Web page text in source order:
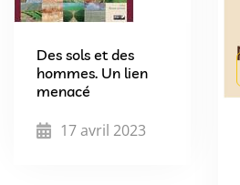
Des sols et des
hommes. Un lien
menacé
17 avril 2023